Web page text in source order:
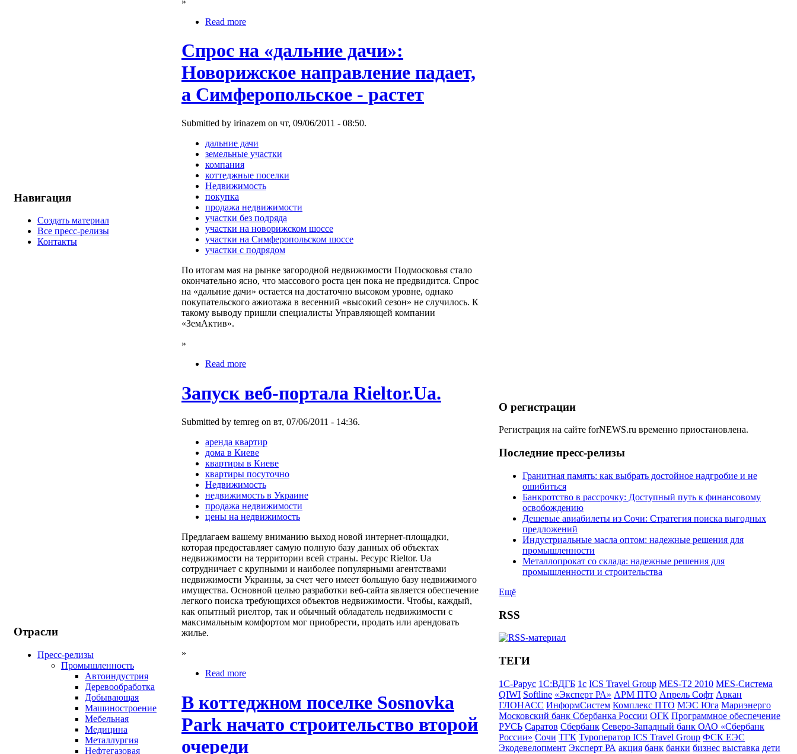
Навигация
Создать материал
Все пресс-релизы
Контакты
Отрасли
Пресс-релизы
Промышленность
Автоиндустрия
Деревообработка
Добывающая
Машиностроение
Мебельная
Медицина
Металлургия
Нефтегазовая
Read more
Спрос на «дальние дачи»:
Новорижское направление падает,
а Симферопольское - растет
Submitted by irinazem on чт, 09/06/2011 - 08:50.
дальние дачи
земельные участки
компания
коттеджные поселки
Недвижимость
покупка
продажа недвижимости
участки без подряда
участки на новорижском шоссе
участки на Симферопольском шоссе
участки с подрядом
По итогам мая на рынке загородной недвижимости Подмосковья стало
окончательно ясно, что массового роста цен пока не предвидится. Спрос
на «дальние дачи» остается на достаточно высоком уровне, однако
покупательского ажиотажа в весенний «высокий сезон» не случилось. К
такому выводу пришли специалисты Управляющей компании
«ЗемАктив».
»
Read more
Запуск веб-портала Rieltor.Ua.
Submitted by temreg on вт, 07/06/2011 - 14:36.
аренда квартир
дома в Киеве
квартиры в Киеве
квартиры посуточно
Недвижимость
недвижимость в Украине
продажа недвижимости
цены на недвижимость
Предлагаем вашему вниманию выход новой интернет-площадки,
которая предоставляет самую полную базу данных об объектах
недвижимости на территории всей страны. Ресурс Rieltor. Ua
сотрудничает с крупными и наиболее популярными агентствами
недвижимости Украины, за счет чего имеет большую базу недвижимого
имущества. Основной целью разработки веб-сайта является обеспечение
легкого поиска требующихся объектов недвижимости. Чтобы, каждый,
как опытный риелтор, так и обычный обладатель недвижимости с
максимальным комфортом мог приобрести, продать или арендовать
жилье.
»
Read more
В коттеджном поселке Sosnovka
Park начато строительство второй
очереди
О регистрации
Регистрация на сайте forNEWS.ru временно приостановлена.
Последние пресс-релизы
Гранитная память: как выбрать достойное надгробие и не
ошибиться
Банкротство в рассрочку: Доступный путь к финансовому
освобождению
Дешевые авиабилеты из Сочи: Стратегия поиска выгодных
предложений
Индустриальные масла оптом: надежные решения для
промышленности
Металлопрокат со склада: надежные решения для
промышленности и строительства
Ещё
RSS
ТЕГИ
1С-Рарус 1С:ВДГБ 1с ICS Travel Group MES-T2 2010 MES-Система
QIWI Softline «Эксперт РА» АРМ ПТО Апрель Софт Аркан
ГЛОНАСС ИнформСистем Комплекс ПТО МЭС Юга Мариэнерго
Московский банк Сбербанка России ОГК Программное обеспечение
РУСЬ Саратов Сбербанк Северо-Западный банк ОАО «Сбербанк
России» Сочи ТГК Туроператор ICS Travel Group ФСК ЕЭС
Экодевелопмент Эксперт РА акция банк банки бизнес выставка дети